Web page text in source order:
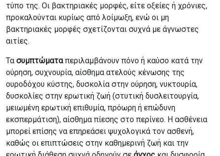
τύπο της. Οι βακτηριακές μορφές, είτε οξείες ή χρόνιες,
προκαλούνται κυρίως από λοίμωξη, ενώ οι μη
βακτηριακές μορφές σχετίζονται συχνά με άγνωστες
αιτίες.
Τα συμπτώματαπεριλαμβάνουν πόνο ή καύσο κατά την
ούρηση, συχνουρία, αίσθημα ατελούς κένωσης της
ουροδόχου κύστης, δυσκολία στην ούρηση, νυκτουρία,
δυσκολίες στην ερωτική ζωή (στυτική δυσλειτουργία,
μειωμένη ερωτική επιθυμία, πρόωρη ή επώδυνη
εκσπερμάτιση), αίσθημα πίεσης στο περίνεο. Η ασθένεια
μπορεί επίσης να επηρεάσει ψυχολογικά τον ασθενή,
καθώς οι επιπτώσεις στην καθημερινή ζωή και την